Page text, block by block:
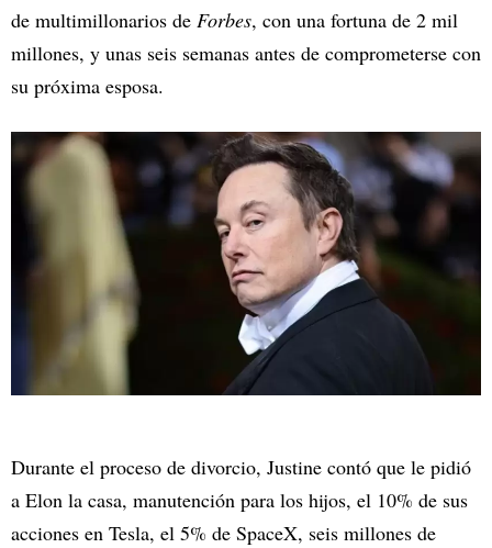
de multimillonarios de Forbes, con una fortuna de 2 mil
millones, y unas seis semanas antes de comprometerse con
su próxima esposa.
Durante el proceso de divorcio, Justine contó que le pidió
a Elon la casa, manutención para los hijos, el 10% de sus
acciones en Tesla, el 5% de SpaceX, seis millones de